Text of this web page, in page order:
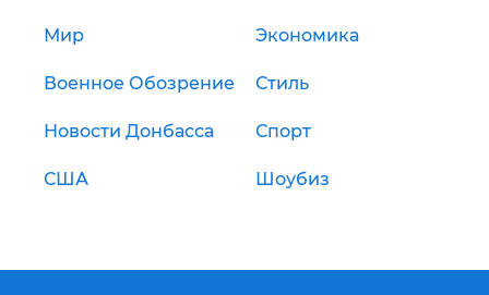
Мир Экономика
Военное Обозрение Стиль
Новости Донбасса Спорт
США Шоубиз